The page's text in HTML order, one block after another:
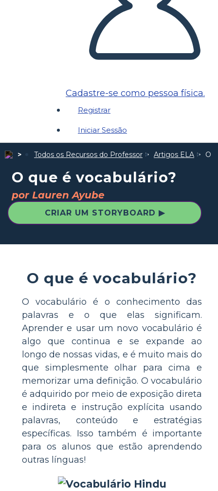
Cadastre-se como pessoa física.
Registrar
Iniciar Sessão
Todos os Recursos do Professor Artigos ELA O
O que é vocabulário?
por Lauren Ayube
CRIAR UM STORYBOARD ▶
O que é vocabulário?
O vocabulário é o conhecimento das
palavras e o que elas significam.
Aprender e usar um novo vocabulário é
algo que continua e se expande ao
longo de nossas vidas, e é muito mais do
que simplesmente olhar para cima e
memorizar uma definição. O vocabulário
é adquirido por meio de exposição direta
e indireta e instrução explícita usando
palavras, conteúdo e estratégias
específicas. Isso também é importante
para os alunos que estão aprendendo
outras línguas!